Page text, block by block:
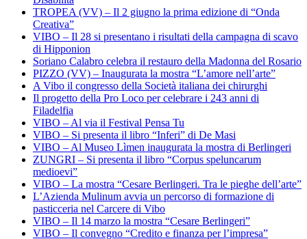
TROPEA (VV) – Il 2 giugno la prima edizione di “Onda
Creativa”
VIBO – Il 28 si presentano i risultati della campagna di scavo
di Hipponion
Soriano Calabro celebra il restauro della Madonna del Rosario
PIZZO (VV) – Inaugurata la mostra “L’amore nell’arte”
A Vibo il congresso della Società italiana dei chirurghi
Il progetto della Pro Loco per celebrare i 243 anni di
Filadelfia
VIBO – Al via il Festival Pensa Tu
VIBO – Si presenta il libro “Inferi” di De Masi
VIBO – Al Museo Lìmen inaugurata la mostra di Berlingeri
ZUNGRI – Si presenta il libro “Corpus speluncarum
medioevi”
VIBO – La mostra “Cesare Berlingeri. Tra le pieghe dell’arte”
L’Azienda Mulinum avvia un percorso di formazione di
pasticceria nel Carcere di Vibo
VIBO – Il 14 marzo la mostra “Cesare Berlingeri”
VIBO – Il convegno “Credito e finanza per l’impresa”